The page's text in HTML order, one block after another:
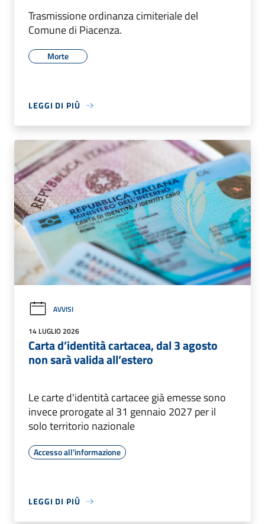
Trasmissione ordinanza cimiteriale del
Comune di Piacenza.
Morte
LEGGI DI PIÙ
AVVISI
14 LUGLIO 2026
Carta d’identità cartacea, dal 3 agosto
non sarà valida all’estero
Le carte d'identità cartacee già emesse sono
invece prorogate al 31 gennaio 2027 per il
solo territorio nazionale
Accesso all'informazione
LEGGI DI PIÙ